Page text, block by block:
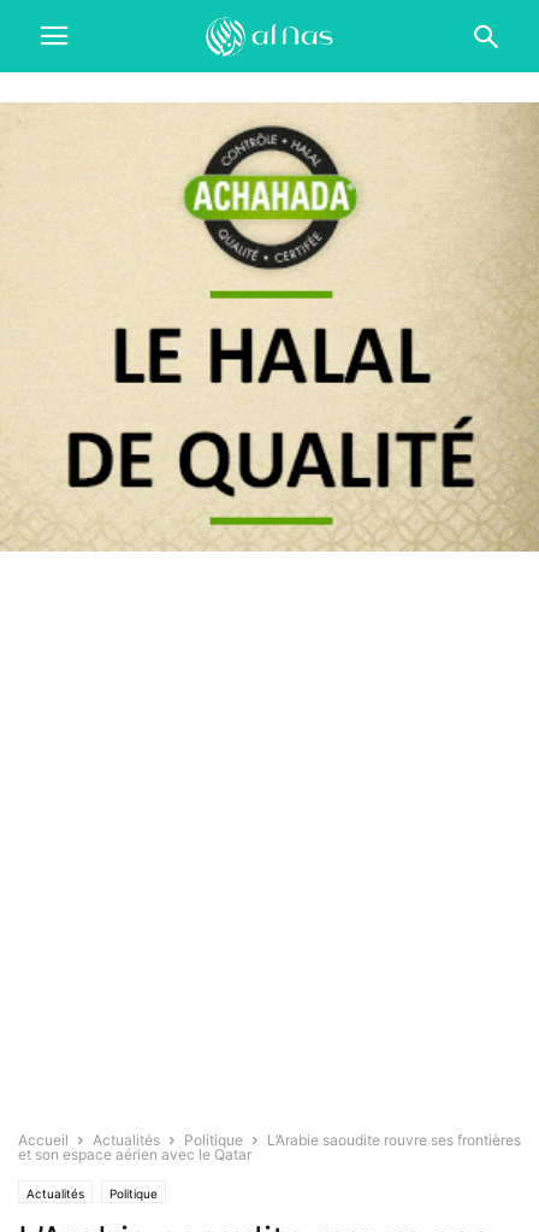
Accueil Actualités Politique
L’Arabie saoudite rouvre ses frontières
et son espace aérien avec le Qatar
Actualités Politique